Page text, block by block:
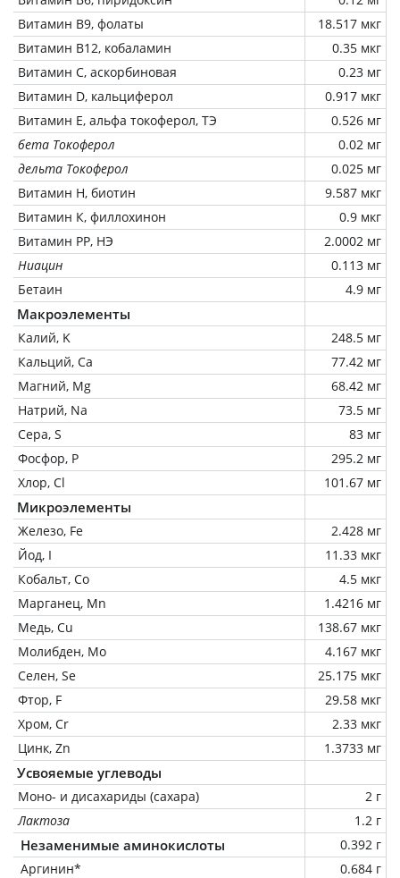
Витамин В9, фолаты
18.517 мкг
Витамин В12, кобаламин
0.35 мкг
Витамин C, аскорбиновая
0.23 мг
Витамин D, кальциферол
0.917 мкг
Витамин Е, альфа токоферол, ТЭ
0.526 мг
бета Токоферол
0.02 мг
дельта Токоферол
0.025 мг
Витамин Н, биотин
9.587 мкг
Витамин К, филлохинон
0.9 мкг
Витамин РР, НЭ
2.0002 мг
Ниацин
0.113 мг
Бетаин
4.9 мг
Макроэлементы
Калий, K
248.5 мг
Кальций, Ca
77.42 мг
Магний, Mg
68.42 мг
Натрий, Na
73.5 мг
Сера, S
83 мг
Фосфор, P
295.2 мг
Хлор, Cl
101.67 мг
Микроэлементы
Железо, Fe
2.428 мг
Йод, I
11.33 мкг
Кобальт, Co
4.5 мкг
Марганец, Mn
1.4216 мг
Медь, Cu
138.67 мкг
Молибден, Mo
4.167 мкг
Селен, Se
25.175 мкг
Фтор, F
29.58 мкг
Хром, Cr
2.33 мкг
Цинк, Zn
1.3733 мг
Усвояемые углеводы
Моно- и дисахариды (сахара)
2 г
Лактоза
1.2 г
Незаменимые аминокислоты
0.392 г
Аргинин*
0.684 г